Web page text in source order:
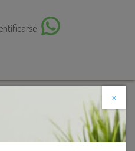
×
Descuento web
10Cm 1G4